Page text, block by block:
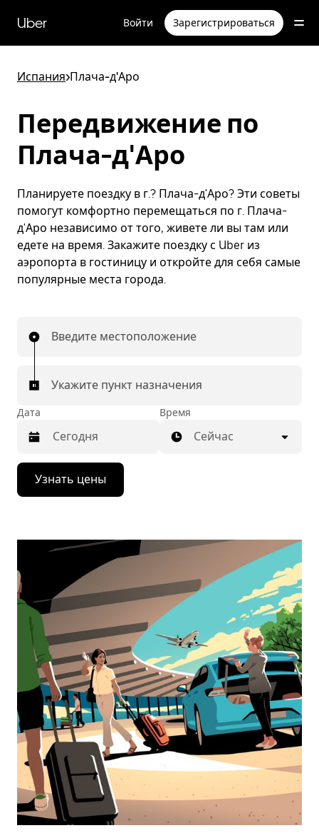
перейти
к
Uber Войти Зарегистрироваться
Испания>Плача-д'Аро
Передвижение по
Плача-д'Аро
Планируете поездку в г.? Плача-д'Аро? Эти советы
помогут комфортно перемещаться по г. Плача-
д'Аро независимо от того, живете ли вы там или
едете на время. Закажите поездку с Uber из
аэропорта в гостиницу и откройте для себя самые
популярные места города.
Введите местоположение
Укажите пункт назначения
Дата
Нажмите
стрелку
вниз,
календарю
выбрать
дату.
Чтобы
закрыть
календарь,
нажмите
Esc.
Время
Сейчас
Узнать цены